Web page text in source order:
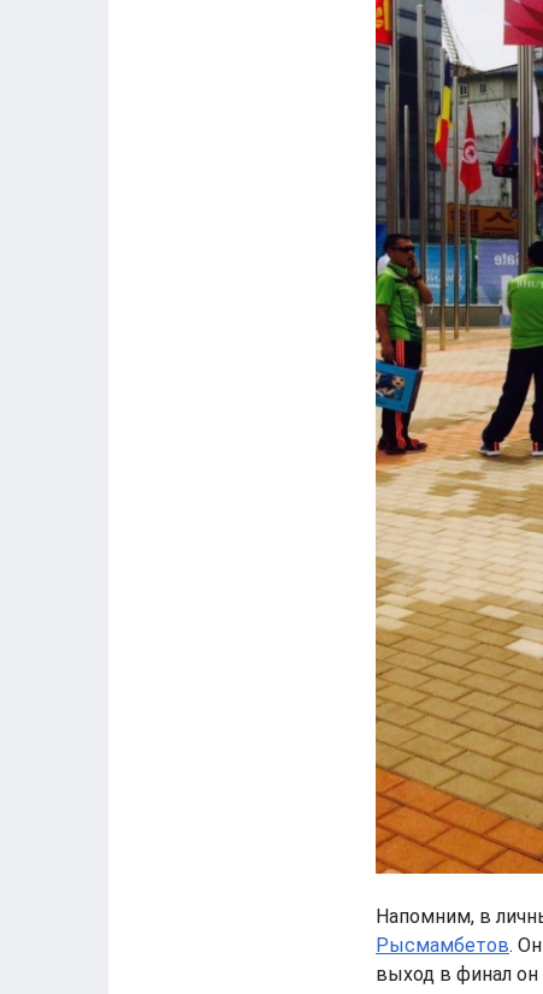
Напомним, в
Рысмамбетов.
выход в финал он